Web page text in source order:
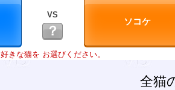
VS
？
好きな猫を お選びください。
全猫